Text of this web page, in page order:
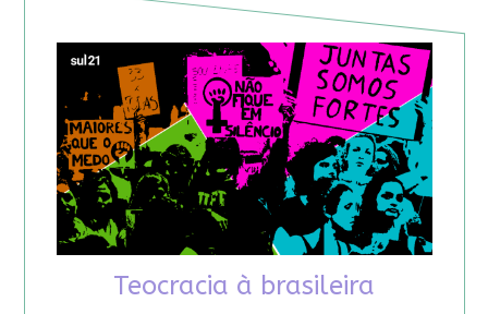
Teocracia à brasileira